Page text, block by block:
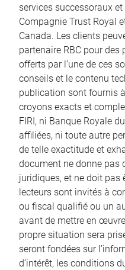
services successoraux
Compagnie Trust Royal
Canada. Les clients
partenaire RBC pour
offerts par l’une de ces
conseils et le contenu
publication sont fournis
croyons exacts et
FIRI, ni Banque Royale
affiliées, ni toute autre
de telle exactitude et
document ne donne pas
juridiques, et ne doit pas
lecteurs sont invités à
ou fiscal qualifié ou un
avant de mettre en
propre situation sera
seront fondées sur
d’intérêt, les conditions